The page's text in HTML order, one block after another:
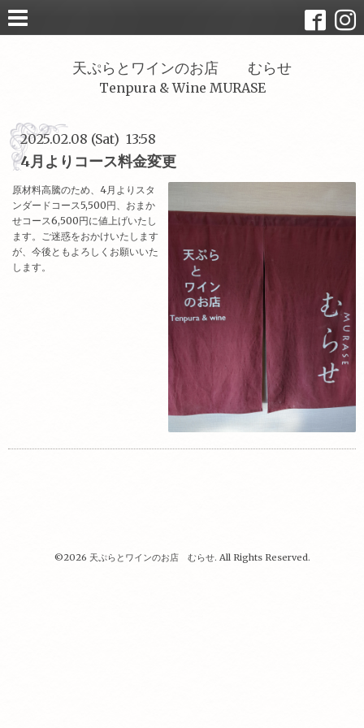
天ぷらとワインのお店 むらせ
Tenpura & Wine MURASE
2025.02.08 (Sat) 13:58
4月よりコース料金変更
原材料高騰のため、4月よりスタ
ンダードコース5,500円、おまか
せコース6,500円に値上げいたし
ます。ご迷惑をおかけいたします
が、今後ともよろしくお願いいた
します。
©2026 天ぷらとワインのお店 むらせ. All Rights Reserved.